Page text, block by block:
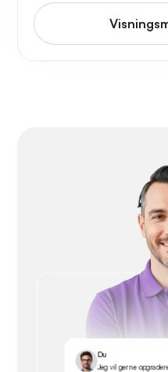
Du
Jeg vil gerne